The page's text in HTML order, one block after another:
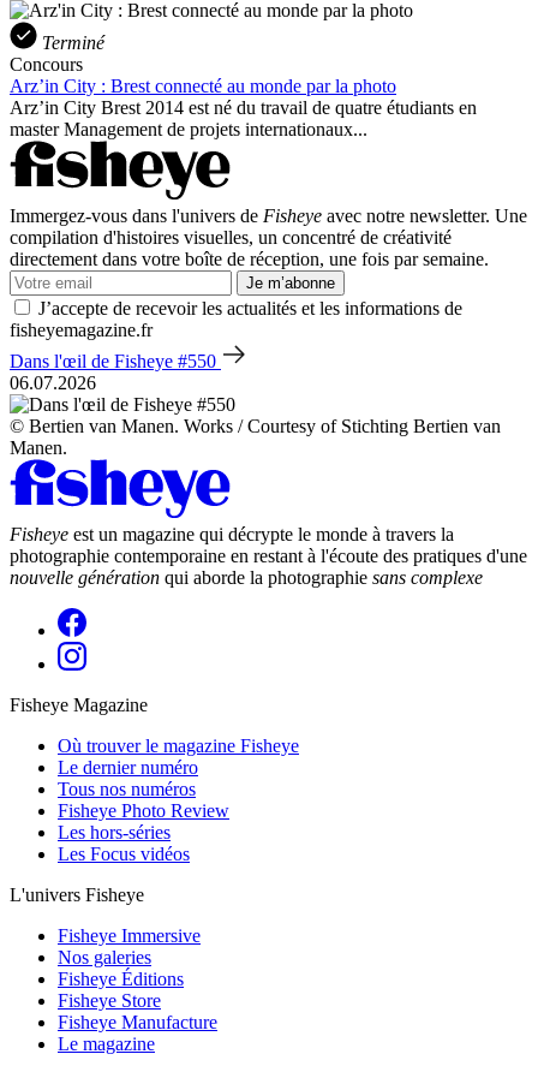
Terminé
Concours
Arz’in City : Brest connecté au monde par la photo
Arz’in City Brest 2014 est né du travail de quatre étudiants en
master Management de projets internationaux...
Immergez-vous dans l'univers de Fisheye avec notre newsletter. Une
compilation d'histoires visuelles, un concentré de créativité
directement dans votre boîte de réception, une fois par semaine.
Je m’abonne
J’accepte de recevoir les actualités et les informations de
fisheyemagazine.fr
Dans l'œil de Fisheye #550
06.07.2026
© Bertien van Manen. Works / Courtesy of Stichting Bertien van
Manen.
Fisheye est un magazine qui décrypte le monde à travers la
photographie contemporaine en restant à l'écoute des pratiques d'une
nouvelle génération qui aborde la photographie sans complexe
Fisheye Magazine
Où trouver le magazine Fisheye
Le dernier numéro
Tous nos numéros
Fisheye Photo Review
Les hors-séries
Les Focus vidéos
L'univers Fisheye
Fisheye Immersive
Nos galeries
Fisheye Éditions
Fisheye Store
Fisheye Manufacture
Le magazine